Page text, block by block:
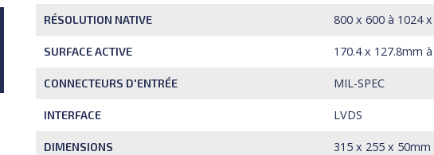
RÉSOLUTION NATIVE 800 x 600 à 1024
SURFACE ACTIVE 170.4 x 127.8mm
CONNECTEURS D'ENTRÉE MIL-SPEC
INTERFACE LVDS
DIMENSIONS 315 x 255 x